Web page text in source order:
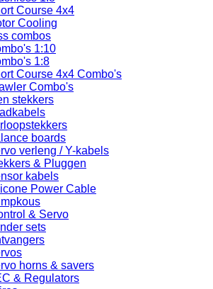
Course 4x4
Cooling
combos
1:10
1:8
Course 4x4 Combo's
Combo's
stekkers
boards
verleng / Y-kabels
& Pluggen
kabels
Power Cable
& Servo
sets
horns & savers
& Regulators